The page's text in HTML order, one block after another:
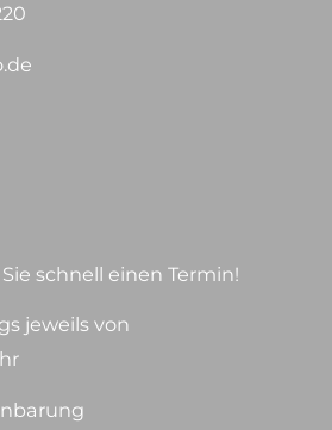
schnell einen Termin!
jeweils von